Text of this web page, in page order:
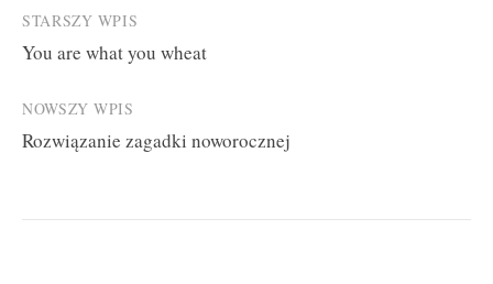
Post
navigation
STARSZY WPIS
You are what you wheat
NOWSZY WPIS
Rozwiązanie zagadki noworocznej